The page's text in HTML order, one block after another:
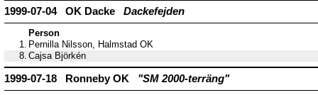
1999-07-04 OK Dacke Dackefejden
Person
1. Pernilla Nilsson, Halmstad OK
8. Cajsa Björkén
1999-07-18 Ronneby OK "SM 2000-terräng"